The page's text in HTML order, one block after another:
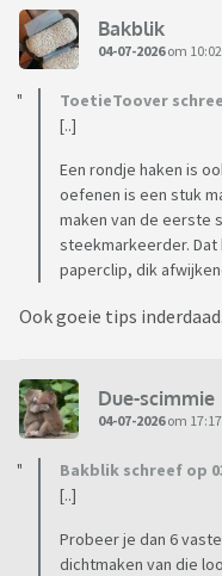
Bakblik
04-07-2026om 10:02
ToetieToover
[..]
Een rondje haken is
oefenen is een stuk
maken van de eerste
steekmarkeerder.
paperclip, dik
Ook goeie tips inderdaad.
Due-scimmie
04-07-2026om 17:17
Bakblik schreef op
[..]
Probeer je dan 6
dichtmaken van die